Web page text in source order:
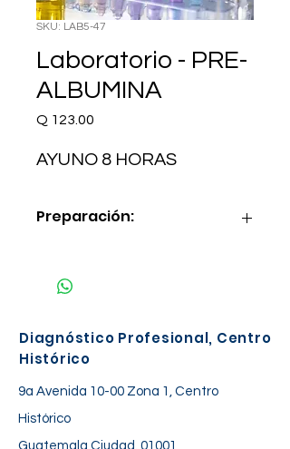
SKU: LAB5-47
Laboratorio - PRE-
ALBUMINA
Q 123.00
AYUNO 8 HORAS
Preparación:
Diagnóstico Profesional, Centro
Histórico
9a Avenida 10-00 Zona 1, Centro
Histórico
Guatemala Ciudad, 01001